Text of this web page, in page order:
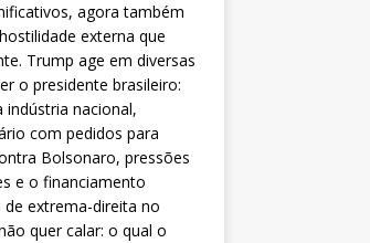
agora também
externa que
Trump age em diversas
o presidente brasileiro:
indústria nacional,
com pedidos para
Bolsonaro, pressões
e o financiamento
extrema-direita no
quer calar: o qual o